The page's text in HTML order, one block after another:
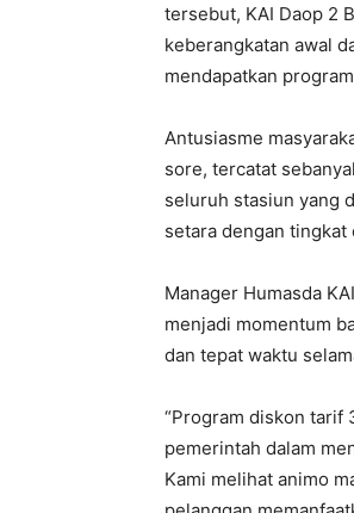
tersebut, KAI Daop 2
keberangkatan awal
mendapatkan
Antusiasme
sore, tercatat
seluruh stasiun yang
setara dengan
Manager Humasda
menjadi momentum
dan tepat waktu
“Program diskon tarif
pemerintah dalam
Kami melihat animo